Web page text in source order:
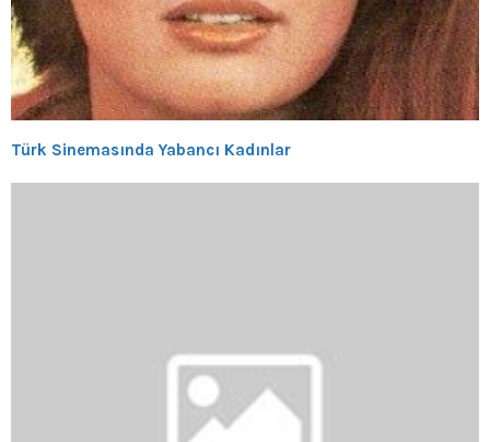
Türk Sinemasında Yabancı Kadınlar